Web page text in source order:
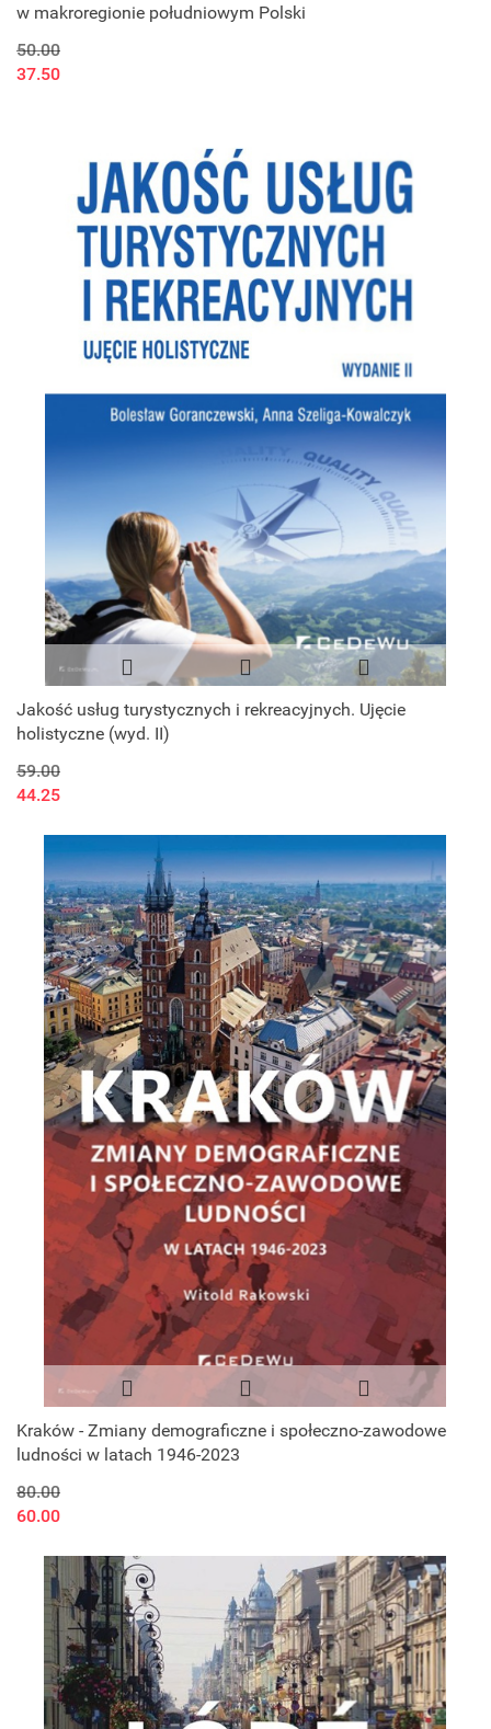
w makroregionie południowym Polski
50.00
37.50
Jakość usług turystycznych i rekreacyjnych. Ujęcie
holistyczne (wyd. II)
59.00
44.25
Kraków - Zmiany demograficzne i społeczno-zawodowe
ludności w latach 1946-2023
80.00
60.00